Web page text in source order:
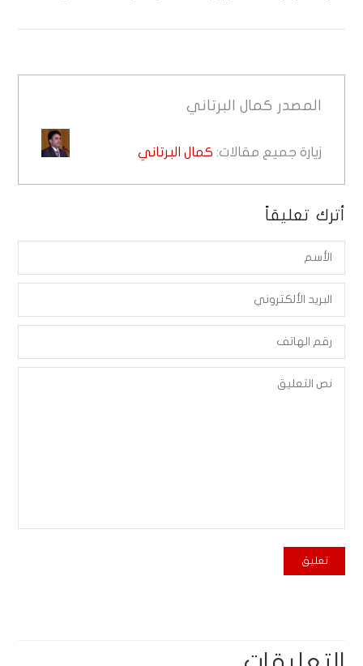
المصدر كمال البرتاني
زيارة جميع مقالات: كمال البرتاني
أترك تعليقاً